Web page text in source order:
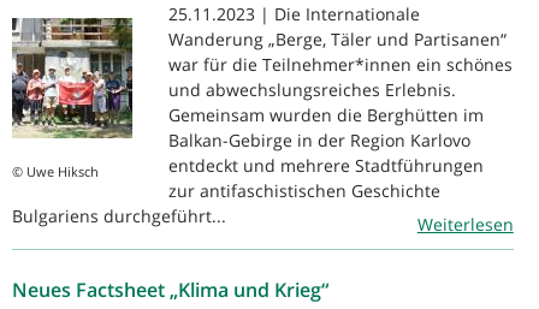
© Uwe Hiksch
25.11.2023 | Die Internationale
Wanderung „Berge, Täler und Partisanen“
war für die Teilnehmer*innen ein schönes
und abwechslungsreiches Erlebnis.
Gemeinsam wurden die Berghütten im
Balkan-Gebirge in der Region Karlovo
entdeckt und mehrere Stadtführungen
zur antifaschistischen Geschichte
Bulgariens durchgeführt...
Weiterlesen
Neues Factsheet „Klima und Krieg“